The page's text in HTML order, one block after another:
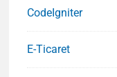
CodeIgniter
E-Ticaret